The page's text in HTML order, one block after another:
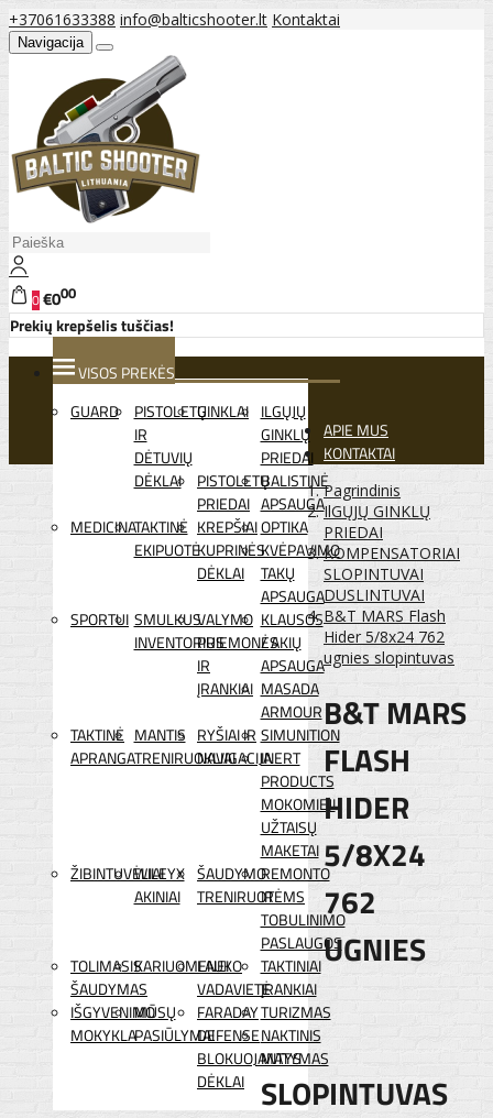
+37061633388 info@balticshooter.lt Kontaktai
Navigacija
0€000
Prekių krepšelis tuščias!
VISOS PREKĖS
GUARD
PISTOLETŲ
IR
DĖTUVIŲ
DĖKLAI
GINKLAI ILGŲJŲ
GINKLŲ
PRIEDAI
PISTOLETŲ
PRIEDAI
BALISTINĖ
APSAUGA
MEDICINATAKTINĖ
EKIPUOTĖ
KREPŠIAI
KUPRINĖS
DĖKLAI
OPTIKA
KVĖPAVIMO
TAKŲ
APSAUGA
SPORTUI SMULKUS
INVENTORIUS
VALYMO
PRIEMONĖS
IR
ĮRANKIAI
KLAUSOS
/ AKIŲ
APSAUGA
MASADA
ARMOUR
TAKTINĖ
APRANGA
MANTIS
TRENIRUOKLIAI
RYŠIAI IR
NAVIGACIJA
SIMUNITION
INERT
PRODUCTS
MOKOMIEJI
UŽTAISŲ
MAKETAI
ŽIBINTUVĖLIAI
WILEYX
AKINIAI
ŠAUDYMO
TRENIRUOTĖMS
REMONTO
IR
TOBULINIMO
PASLAUGOS
TOLIMASIS
ŠAUDYMAS
KARIUOMENEI
LAUKO
VADAVIETĖ
TAKTINIAI
ĮRANKIAI
IŠGYVENIMO
MOKYKLA
MŪSŲ
PASIŪLYMAI
FARADAY
DEFENSE
BLOKUOJANTYS
DĖKLAI
TURIZMAS
NAKTINIS
MATYMAS
APIE MUS
KONTAKTAI
Pagrindinis
IlGŲJŲ GINKLŲ
PRIEDAI
KOMPENSATORIAI
SLOPINTUVAI
DUSLINTUVAI
B&T MARS Flash
Hider 5/8x24 762
ugnies slopintuvas
B&T MARS
FLASH
HIDER
5/8X24
762
UGNIES
SLOPINTUVAS